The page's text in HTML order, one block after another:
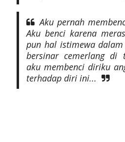
Aku pernah
Aku benci karena
pun hal istimewa
bersinar cemerlang di
aku membenci diriku
terhadap diri ini...